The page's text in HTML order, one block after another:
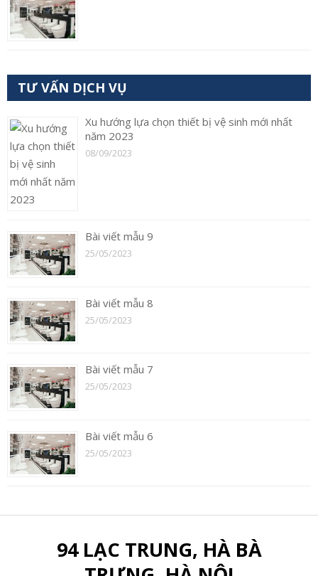
TƯ VẤN DỊCH VỤ
Xu hướng lựa chọn thiết bị vệ sinh mới nhất
năm 2023
08/09/2023
Bài viết mẫu 9
25/05/2023
Bài viết mẫu 8
25/05/2023
Bài viết mẫu 7
25/05/2023
Bài viết mẫu 6
25/05/2023
94 LẠC TRUNG, HÀ BÀ